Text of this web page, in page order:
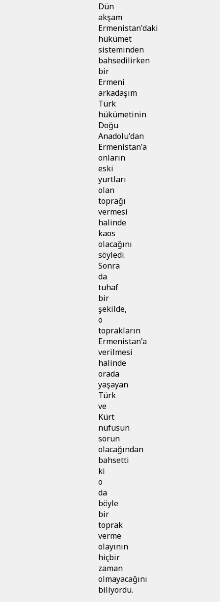
Dün
akşam
Ermenistan'daki
hükümet
sisteminden
bahsedilirken
bir
Ermeni
arkadaşım
Türk
hükümetinin
Doğu
Anadolu'dan
Ermenistan'a
onların
eski
yurtları
olan
toprağı
vermesi
halinde
kaos
olacağını
söyledi.
Sonra
da
tuhaf
bir
şekilde,
o
toprakların
Ermenistan'a
verilmesi
halinde
orada
yaşayan
Türk
ve
Kürt
nüfusun
sorun
olacağından
bahsetti
ki
o
da
böyle
bir
toprak
verme
olayının
hiçbir
zaman
olmayacağını
biliyordu.